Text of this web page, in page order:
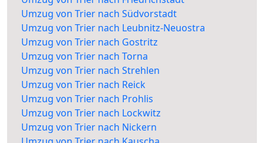
Umzug von Trier nach Südvorstadt
Umzug von Trier nach Leubnitz-Neuostra
Umzug von Trier nach Gostritz
Umzug von Trier nach Torna
Umzug von Trier nach Strehlen
Umzug von Trier nach Reick
Umzug von Trier nach Prohlis
Umzug von Trier nach Lockwitz
Umzug von Trier nach Nickern